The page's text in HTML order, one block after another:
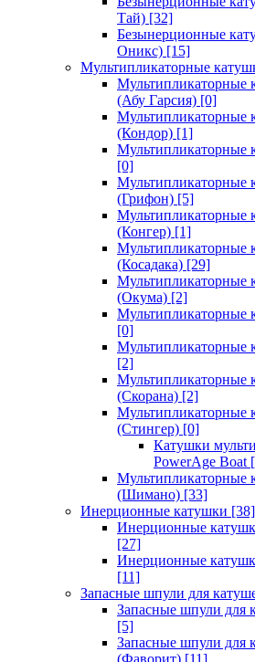
Тай) [32]
Безынерционные
Оникс) [15]
Мультипликаторные
Мультипликаторные
(Абу Гарсия) [0]
Мультипликаторные
(Кондор) [1]
Мультипликаторные
[0]
Мультипликаторные
(Грифон) [5]
Мультипликаторные
(Конгер) [1]
Мультипликаторные
(Косадака) [29]
Мультипликаторные
(Окума) [2]
Мультипликаторные
[0]
Мультипликаторные
[2]
Мультипликаторные
(Скорана) [2]
Мультипликаторные
(Стингер) [0]
Катушки
PowerAge Boat
Мультипликаторные
(Шимано) [33]
Инерционные катушки [38]
Инерционные
[27]
Инерционные
[11]
Запасные шпули для
Запасные шпули для
[5]
Запасные шпули для